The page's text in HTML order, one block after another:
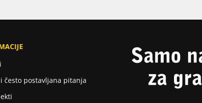
često postavljana pitanja